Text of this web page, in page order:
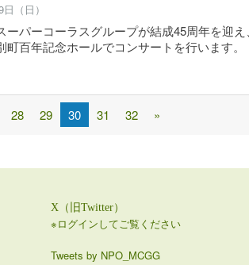
（日）
ーパーコーラスグループが結成45周年を迎え
町百年記念ホールでコンサートを行います。
28 29 30 31 32 »
X（旧Twitter）
※ログインしてご覧ください
Tweets by NPO_MCGG